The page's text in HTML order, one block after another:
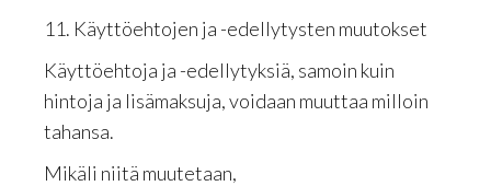
11. Käyttöehtojen ja -edellytysten muutokset
Käyttöehtoja ja -edellytyksiä, samoin kuin
hintoja ja lisämaksuja, voidaan muuttaa milloin
tahansa.
MikäIi niitä muutetaan,